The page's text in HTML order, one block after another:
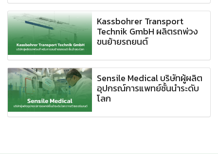
Kassbohrer Transport
Technik GmbH ผลิตรถพ่วง
ขนย้ายรถยนต์
Sensile Medical บริษัทผู้ผลิต
อุปกรณ์การแพทย์ชั้นนำระดับ
โลก